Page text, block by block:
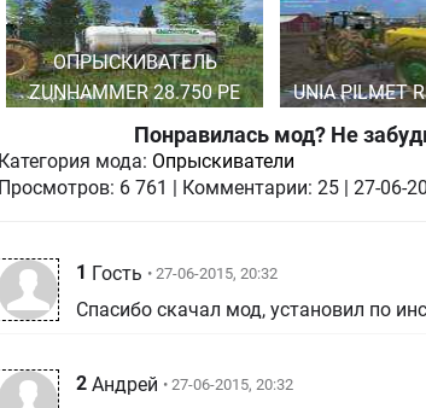
ОПРЫСКИВАТЕЛЬ
ZUNHAMMER 28.750 PE
UNIA PILMET
Понравилась мод? Не
Категория мода: Опрыскиватели
Просмотров: 6 761 Комментарии: 25 |27-06-
1 Гость • 27-06-2015, 20:32
Спасибо скачал мод, установил по
2 Андрей • 27-06-2015, 20:32